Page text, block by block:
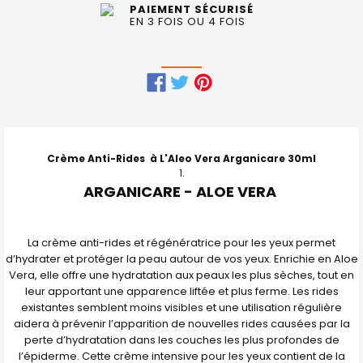
PAIEMENT SÉCURISÉ
EN 3 FOIS OU 4 FOIS
ENSEMBLE
J'AJOUTE
LA
SÉLECTION
AU PANIER
Crème Anti-Rides à L'Aleo Vera Arganicare 30ml
ARGANICARE - ALOE VERA
La crème anti-rides et régénératrice pour les yeux permet
d’hydrater et protéger la peau autour de vos yeux. Enrichie en Aloe
Vera, elle offre une hydratation aux peaux les plus sèches, tout en
leur apportant une apparence liftée et plus ferme. Les rides
existantes semblent moins visibles et une utilisation régulière
aidera à prévenir l’apparition de nouvelles rides causées par la
perte d’hydratation dans les couches les plus profondes de
l’épiderme. Cette crème intensive pour les yeux contient de la